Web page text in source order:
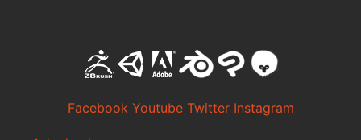
Facebook Youtube Twitter Instagram